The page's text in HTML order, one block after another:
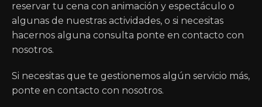
reservar tu cena con animación y espectáculo o
algunas de nuestras actividades, o si necesitas
hacernos alguna consulta ponte en contacto con
nosotros.
Si necesitas que te gestionemos algún servicio más,
ponte en contacto con nosotros.